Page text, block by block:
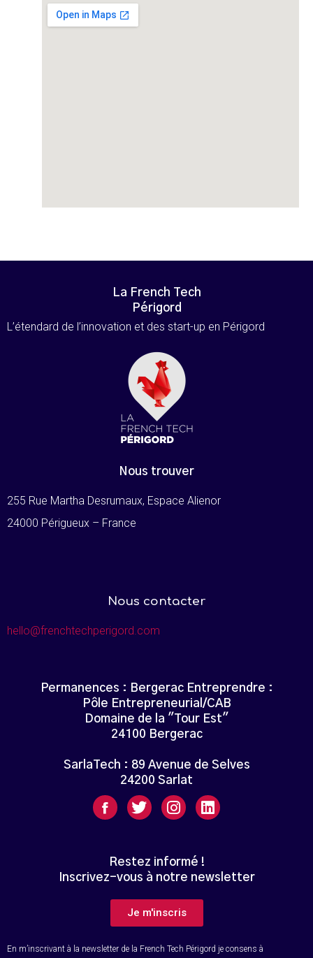
La French Tech
Périgord
L’étendard de l’innovation et des start-up en Périgord
Nous trouver
255 Rue Martha Desrumaux, Espace Alienor
24000 Périgueux – France
Nous contacter
hello@frenchtechperigord.com
Permanences : Bergerac Entreprendre :
Pôle Entrepreneurial/CAB
Domaine de la "Tour Est"
24100 Bergerac
SarlaTech : 89 Avenue de Selves
24200 Sarlat
Restez informé !
Inscrivez-vous à notre newsletter
Je m'inscris
En m’inscrivant à la newsletter de la French Tech Périgord je consens à